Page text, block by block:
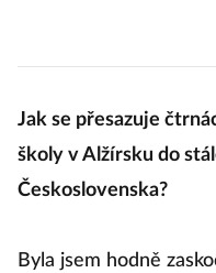
Jak se přesazuje
školy v Alžírsku do
Československa?
Byla jsem hodně